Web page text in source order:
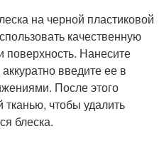
на черной пластиковой
качественную
поверхность. Нанесите
введите ее в
После этого
тканью, чтобы удалить
блеска.